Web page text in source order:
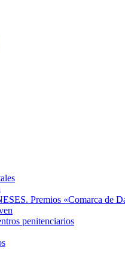
Premios «Comarca de
penitenciarios